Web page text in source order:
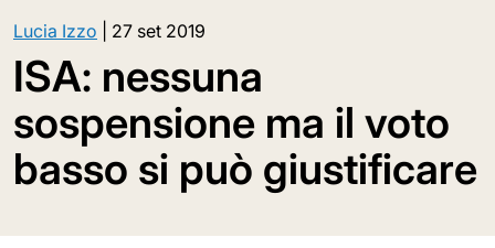
Lucia Izzo 27 set 2019
ISA: nessuna
sospensione ma il voto
basso si può giustificare